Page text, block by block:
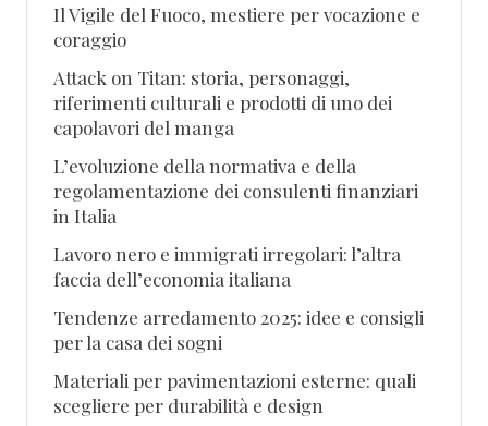
Il Vigile del Fuoco, mestiere per vocazione e
coraggio
Attack on Titan: storia, personaggi,
riferimenti culturali e prodotti di uno dei
capolavori del manga
L’evoluzione della normativa e della
regolamentazione dei consulenti finanziari
in Italia
Lavoro nero e immigrati irregolari: l’altra
faccia dell’economia italiana
Tendenze arredamento 2025: idee e consigli
per la casa dei sogni
Materiali per pavimentazioni esterne: quali
scegliere per durabilità e design